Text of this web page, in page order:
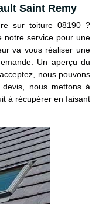
Saint Remy
sur toiture 08190 ?
notre service pour une
va vous réaliser une
Un aperçu du
nous pouvons
nous mettons à
à récupérer en faisant